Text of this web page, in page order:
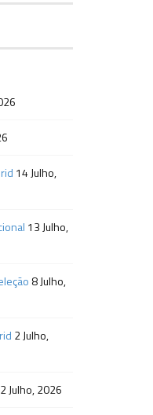
14 Julho,
13 Julho,
8 Julho,
2 Julho,
2 Julho, 2026